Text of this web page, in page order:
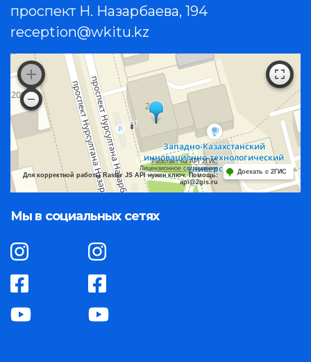
проспект Н. Назарбаева, 194
reception@wkitu.kz
Работает на API 2ГИС
Лицензионное соглашение
Для корректной работы Raster JS API нужен ключ. Помощь:
api@2gis.ru
Доехать с 2ГИС
Мы в социальных сетях